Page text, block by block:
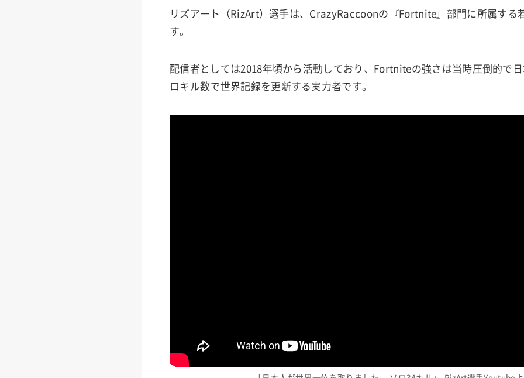
リズアート（RizArt）選手は、CrazyRaccoonの『Fortnite』部門に所属する
す。
配信者としては2018年頃から活動しており、Fortniteの強さは当時圧倒的で
ロキル数で世界記録を更新する実力者です。